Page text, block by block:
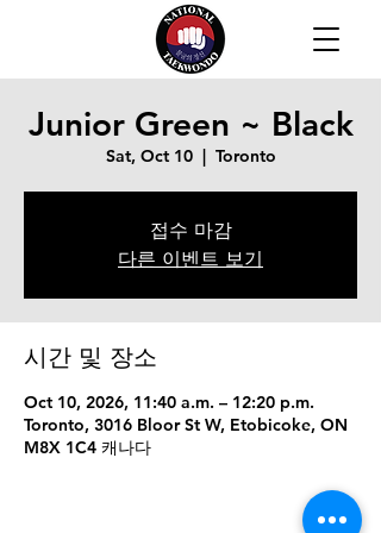
Junior Green ~ Black
Sat, Oct 10
  |
Toronto
접수 마감
다른 이벤트 보기
시간 및 장소
Oct 10, 2026, 11:40 a.m. – 12:20 p.m.
Toronto, 3016 Bloor St W, Etobicoke, ON
M8X 1C4 캐나다